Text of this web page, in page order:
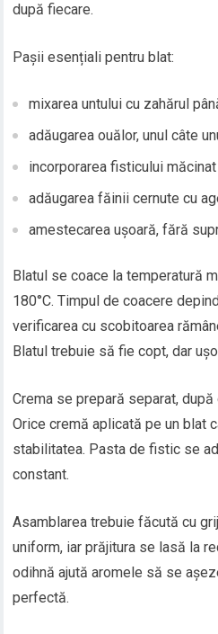
după fiecare.
Pașii esențiali pentru blat:
mixarea untului cu zahărul
adăugarea ouălor, unul câte
incorporarea fisticului măcinat
adăugarea făinii cernute cu
amestecarea ușoară, fără
Blatul se coace la temperatură
180°C. Timpul de coacere
verificarea cu scobitoarea
Blatul trebuie să fie copt, dar
Crema se prepară separat,
Orice cremă aplicată pe un blat
stabilitatea. Pasta de fistic se
constant.
Asamblarea trebuie făcută cu
uniform, iar prăjitura se lasă la
odihnă ajută aromele să se
perfectă.